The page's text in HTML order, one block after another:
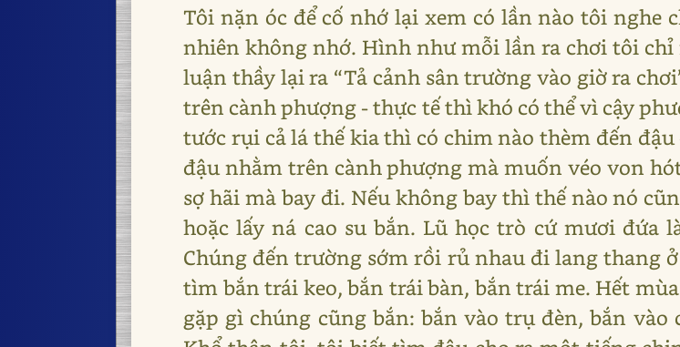
Tôi nặn óc để cố nhớ lại xem có lần nào tôi
nhiên không nhớ. Hình như mỗi lần ra chơi tôi
luận thầy lại ra “Tả cảnh sân trường vào giờ ra
trên cành phượng - thực tế thì khó có thể vì cậy
tước rụi cả lá thế kia thì có chim nào thèm đến
đậu nhằm trên cành phượng mà muốn véo von
sợ hãi mà bay đi. Nếu không bay thì thế nào nó
hoặc lấy ná cao su bắn. Lũ học trò cứ mươi đứa
Chúng đến trường sớm rồi rủ nhau đi lang thang
tìm bắn trái keo, bắn trái bàn, bắn trái me. Hết
gặp gì chúng cũng bắn: bắn vào trụ đèn, bắn